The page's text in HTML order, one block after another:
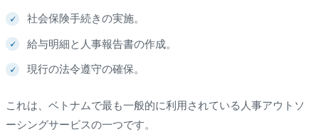
社会保険手続きの実施。
給与明細と人事報告書の作成。
現行の法令遵守の確保。
これは、ベトナムで最も一般的に利用されている人事アウトソ
ーシングサービスの一つです。